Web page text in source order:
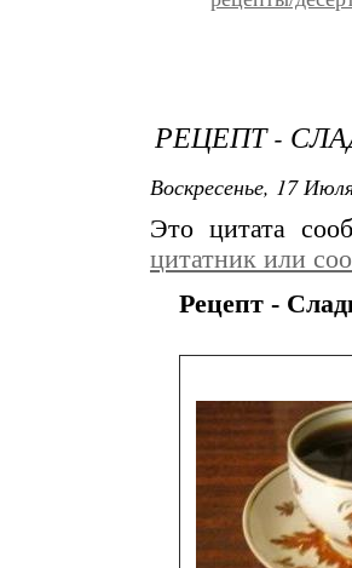
РЕЦЕПТ -
Воскресенье, 17
Это цитата
цитатник или
Рецепт -